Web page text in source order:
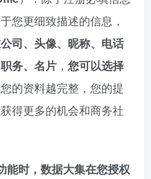
您更细致描述的信息，
司、头像、昵称、电话
务、名片 ， 您可以选择
的资料越完整，您的提
得更多的机会和商务社
时，数据大集在您授权